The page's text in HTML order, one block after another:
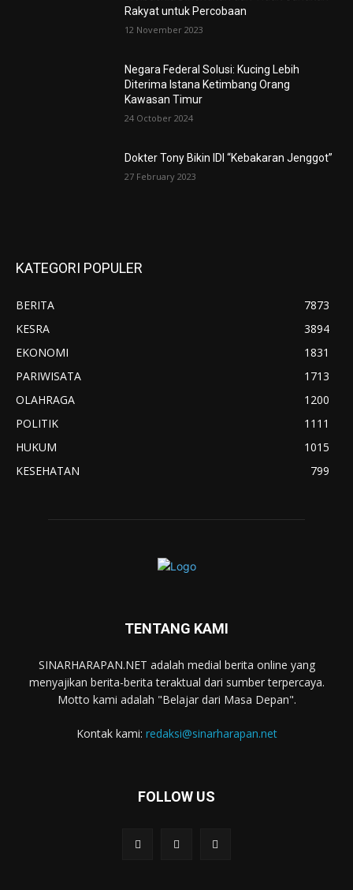
Rakyat untuk Percobaan
12 November 2023
Negara Federal Solusi: Kucing Lebih
Diterima Istana Ketimbang Orang
Kawasan Timur
24 October 2024
Dokter Tony Bikin IDI “Kebakaran Jenggot”
27 February 2023
KATEGORI POPULER
BERITA
7873
KESRA
3894
EKONOMI
1831
PARIWISATA
1713
OLAHRAGA
1200
POLITIK
1111
HUKUM
1015
KESEHATAN
799
TENTANG KAMI
SINARHARAPAN.NET adalah medial berita online yang
menyajikan berita-berita teraktual dari sumber terpercaya.
Motto kami adalah "Belajar dari Masa Depan".
Kontak kami: redaksi@sinarharapan.net
FOLLOW US